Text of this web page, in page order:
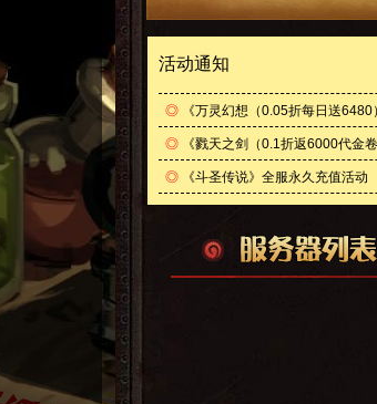
活动通知
◎《万灵幻想（0.05折每日送6480
◎《戮天之剑（0.1折返6000代金
◎《斗圣传说》全服永久充值活动